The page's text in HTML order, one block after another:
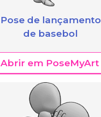
Pose de lançamento
de basebol
Abrir em PoseMyArt